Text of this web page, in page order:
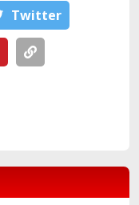
Тwitter